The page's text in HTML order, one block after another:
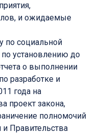
и ожидаемые
по социальной
по установлению до
о выполнении
разработке и
года на
проект закона,
полномочий
и Правительства